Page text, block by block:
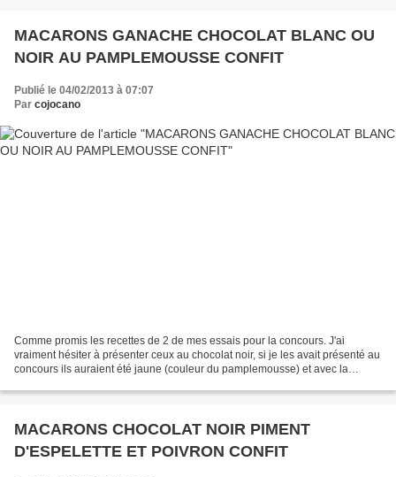
MACARONS GANACHE CHOCOLAT BLANC OU
NOIR AU PAMPLEMOUSSE CONFIT
Publié le 04/02/2013 à 07:07
Par cojocano
Comme promis les recettes de 2 de mes essais pour la concours. J'ai
vraiment hésiter à présenter ceux au chocolat noir, si je les avait présenté au
concours ils auraient été jaune (couleur du pamplemousse) et avec la
MACARONS CHOCOLAT NOIR PIMENT
D'ESPELETTE ET POIVRON CONFIT